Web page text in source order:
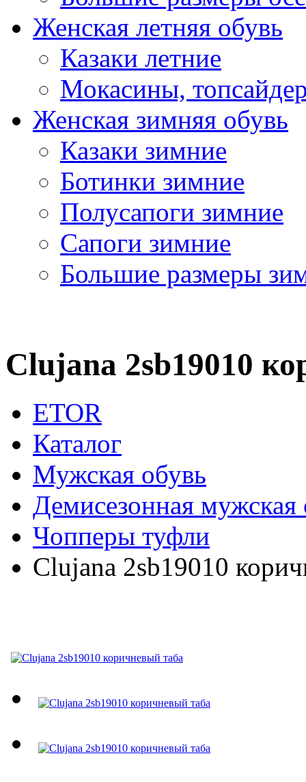
Женская летняя обувь
Казаки летние
Мокасины,
Женская зимняя обувь
Казаки зимние
Ботинки зимние
Полусапоги зимние
Сапоги зимние
Большие размеры
Clujana 2sb19010
ETOR
Каталог
Мужская обувь
Демисезонная мужская
Чопперы туфли
Clujana 2sb19010